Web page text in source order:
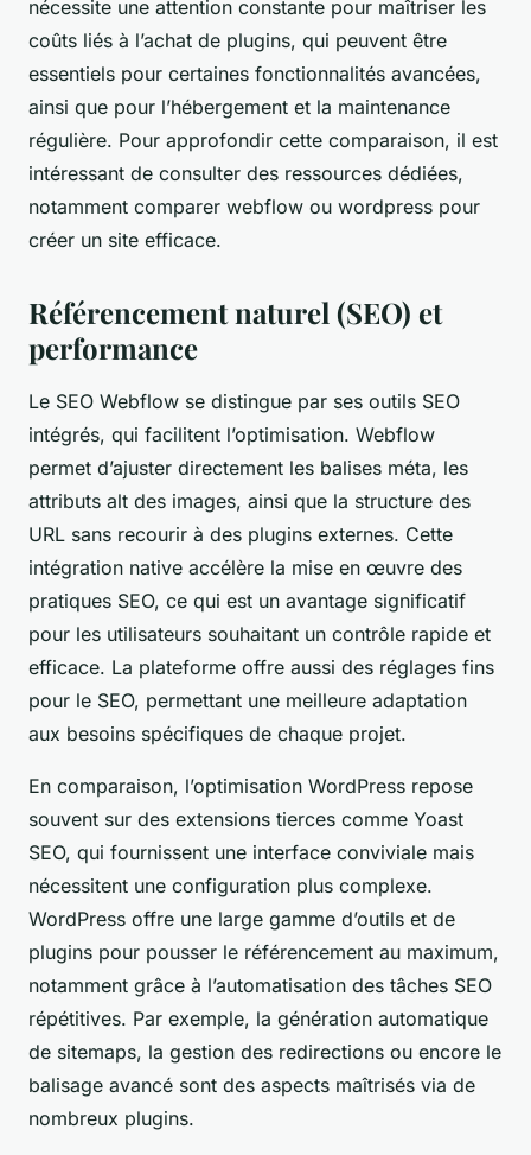
nécessite une attention constante pour maîtriser les
coûts liés à l’achat de plugins, qui peuvent être
essentiels pour certaines fonctionnalités avancées,
ainsi que pour l’hébergement et la maintenance
régulière. Pour approfondir cette comparaison, il est
intéressant de consulter des ressources dédiées,
notamment comparer webflow ou wordpress pour
créer un site efficace.
Référencement naturel (SEO) et
performance
Le SEO Webflow se distingue par ses outils SEO
intégrés, qui facilitent l’optimisation. Webflow
permet d’ajuster directement les balises méta, les
attributs alt des images, ainsi que la structure des
URL sans recourir à des plugins externes. Cette
intégration native accélère la mise en œuvre des
pratiques SEO, ce qui est un avantage significatif
pour les utilisateurs souhaitant un contrôle rapide et
efficace. La plateforme offre aussi des réglages fins
pour le SEO, permettant une meilleure adaptation
aux besoins spécifiques de chaque projet.
En comparaison, l’optimisation WordPress repose
souvent sur des extensions tierces comme Yoast
SEO, qui fournissent une interface conviviale mais
nécessitent une configuration plus complexe.
WordPress offre une large gamme d’outils et de
plugins pour pousser le référencement au maximum,
notamment grâce à l’automatisation des tâches SEO
répétitives. Par exemple, la génération automatique
de sitemaps, la gestion des redirections ou encore le
balisage avancé sont des aspects maîtrisés via de
nombreux plugins.